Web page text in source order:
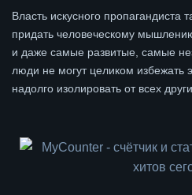
Власть искусного пропагандиста
придать человеческому
и даже самые развитые, самые
люди не могут целиком избежать
надолго изолировать от всех